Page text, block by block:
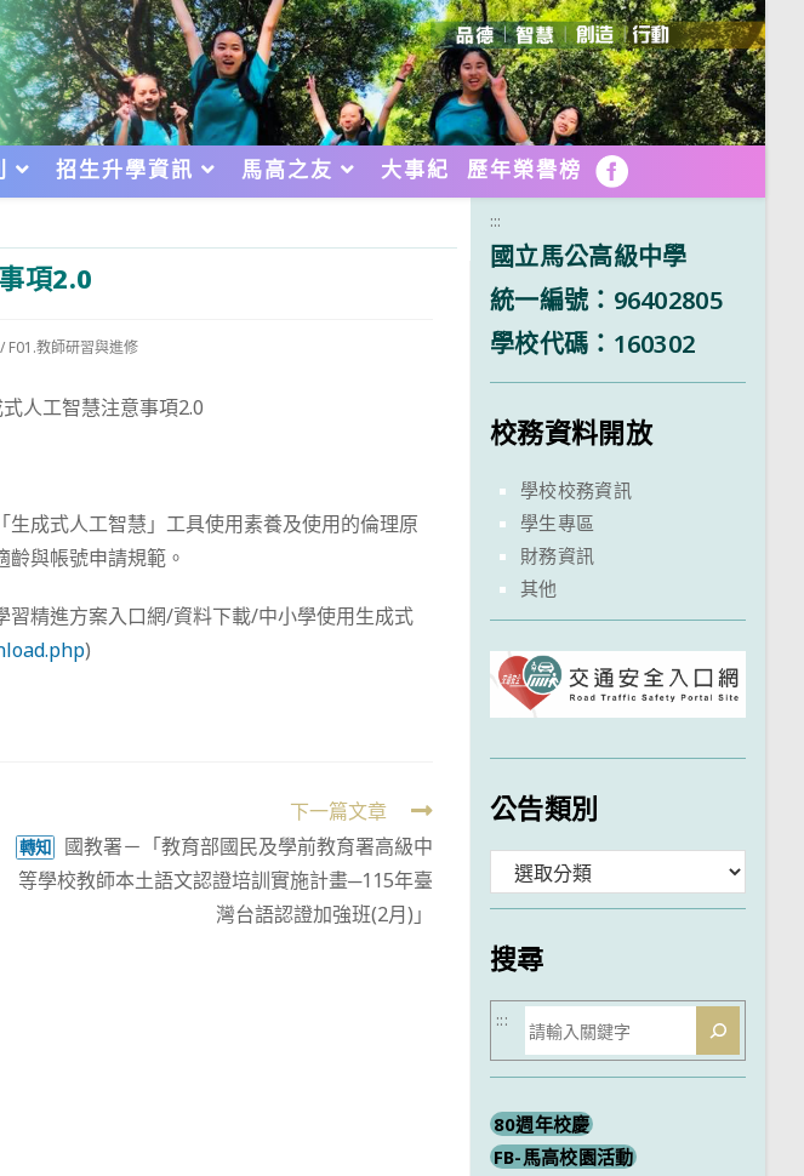
招生升學資訊 馬高之友 大事紀 歷年榮譽榜 FB
項2.0
/ F01.教師研習與進修
人工智慧注意事項2.0
成式人工智慧」工具使用素養及使用的倫理原
與帳號申請規範。
精進方案入口網/資料下載/中小學使用生成式
)
下一篇文章
轉知
國教署－「教育部國民及學前教育署高級中
等學校教師本土語文認證培訓實施計畫─115年臺
灣台語認證加強班(2月)」
:::
國立馬公高級中學
統一編號：96402805
學校代碼：160302
校務資料開放
學校校務資訊
學生專區
財務資訊
其他
公告類別
類
搜尋
搜
尋
:::
80週年校慶
FB-馬高校園活動